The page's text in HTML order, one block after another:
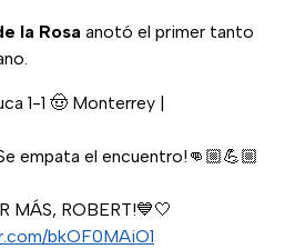
la Rosa anotó el primer tanto
1-1 🤠 Monterrey |
empata el encuentro!👊🏼💪🏼
MÁS, ROBERT!💙🤍
bkOF0MAiO1